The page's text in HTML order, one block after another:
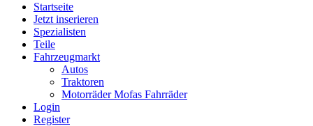
Startseite
Jetzt inserieren
Spezialisten
Teile
Fahrzeugmarkt
Autos
Traktoren
Motorräder Mofas Fahrräder
Login
Register